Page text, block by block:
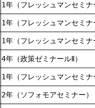
1年（フレッシュマンセミナ
1年（フレッシュマンセミナ
1年（フレッシュマンセミナ
4年（政策ゼミナールⅡ）
1年（フレッシュマンセミナ
2年（ソフォモアセミナー）